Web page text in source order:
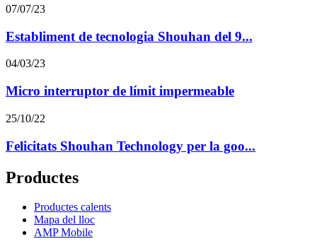
07/07/23
Establiment de tecnologia Shouhan del 9...
04/03/23
Micro interruptor de límit impermeable
25/10/22
Felicitats Shouhan Technology per la goo...
Productes
Productes calents
Mapa del lloc
AMP Mobile